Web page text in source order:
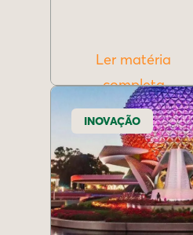
Ler matéria
completa
INOVAÇÃO